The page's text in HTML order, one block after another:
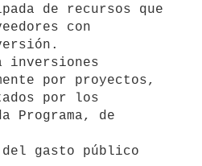
de recursos que
con
inversiones
por proyectos,
por los
Programa, de
gasto público